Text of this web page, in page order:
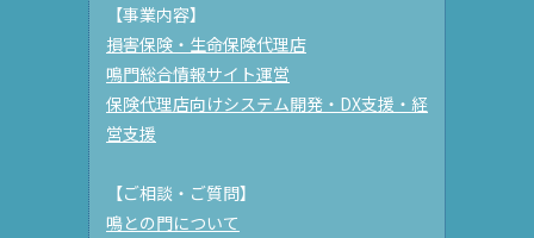
【事業内容】
損害保険・生命保険代理店
鳴門総合情報サイト運営
保険代理店向けシステム開発・DX支援・経
営支援
【ご相談・ご質問】
鳴との門について